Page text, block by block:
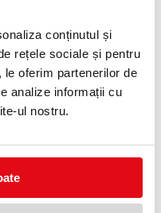
conținutul și
rețele sociale și pentru
oferim partenerilor de
analize informații cu
ul nostru.